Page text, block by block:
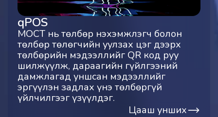
qPOS
МОСТ нь төлбөр нэхэмжлэгч болон
төлбөр төлөгчийн уулзах цэг дээрх
төлбөрийн мэдээллийг QR код руу
шилжүүлж, дараагийн гүйлгээний
дамжлагад уншсан мэдээллийг
эргүүлэн задлах үнэ төлбөргүй
үйлчилгээг үзүүлдэг.
Цааш унших